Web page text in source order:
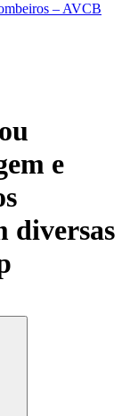
– AVCB
e
diversas